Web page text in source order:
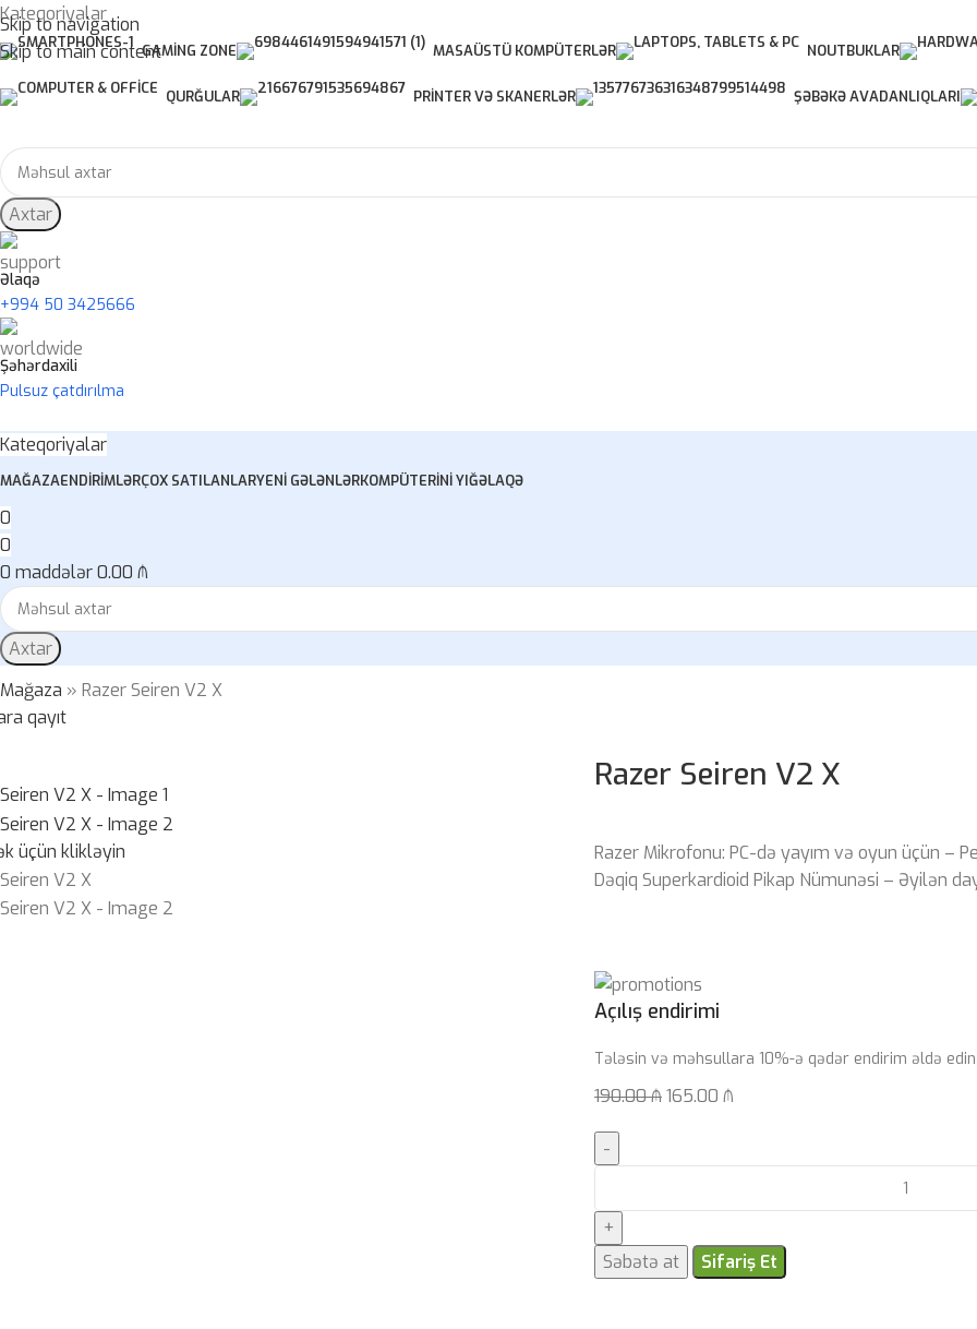
Skip to navigation
Skip to main content
Kateqoriyalar
GAMING ZONE MASAÜSTÜ KOMPÜTERLƏR NOUTBUKLAR
QURĞULAR PRINTER VƏ SKANERLƏR ŞƏBƏKƏ AVADANLIQLARI
Axtar
Əlaqə
+994 50 3425666
Şəhərdaxili
Pulsuz çatdırılma
Kateqoriyalar
MAĞAZAENDIRIMLƏRÇOX SATILANLARYENI GƏLƏNLƏRKOMPÜTERINI YIĞƏLAQƏ
0
0
0 maddələr0.00 ₼
Axtar
Mağaza »Razer Seiren V2 X
qayıt
üçün klikləyin
Razer Seiren V2 X
Razer Mikrofonu: PC-də yayım və oyun üçün –
Dəqiq Superkardioid Pikap Nümunəsi – Əyilən
Açılış endirimi
Tələsin və məhsullara 10%-ə qədər endirim əldə edin
190.00₼165.00₼
Səbətə at Sifariş Et